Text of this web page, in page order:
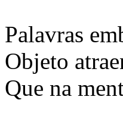
Palavras
Objeto
Que na